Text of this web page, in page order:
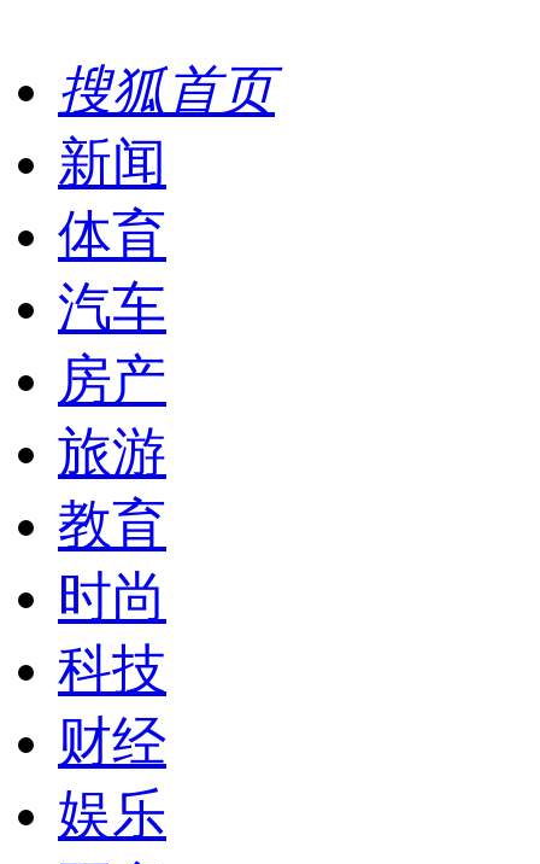
搜狐首页
新闻
体育
汽车
房产
旅游
教育
时尚
科技
财经
娱乐